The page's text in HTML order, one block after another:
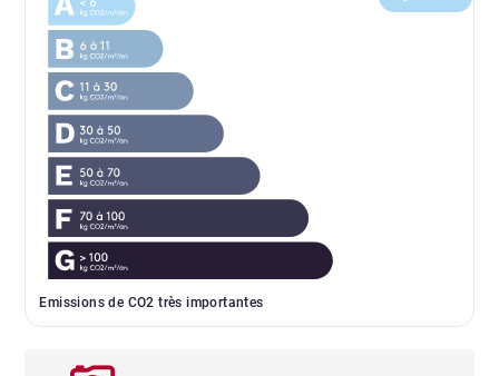
Emissions de CO2 très importantes